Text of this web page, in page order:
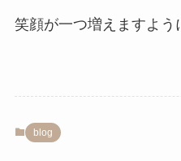
笑顔が一つ増えますよう
blog